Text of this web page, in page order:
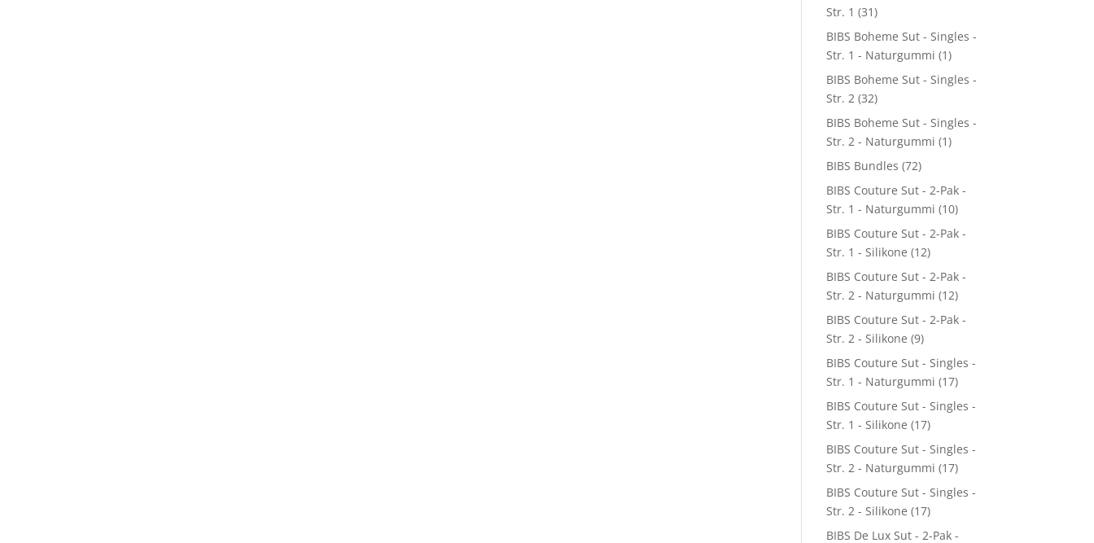
Str. 1 (31)
BIBS Boheme Sut - Singles -
Str. 1 - Naturgummi (1)
BIBS Boheme Sut - Singles -
Str. 2 (32)
BIBS Boheme Sut - Singles -
Str. 2 - Naturgummi (1)
BIBS Bundles (72)
BIBS Couture Sut - 2-Pak -
Str. 1 - Naturgummi (10)
BIBS Couture Sut - 2-Pak -
Str. 1 - Silikone (12)
BIBS Couture Sut - 2-Pak -
Str. 2 - Naturgummi (12)
BIBS Couture Sut - 2-Pak -
Str. 2 - Silikone (9)
BIBS Couture Sut - Singles -
Str. 1 - Naturgummi (17)
BIBS Couture Sut - Singles -
Str. 1 - Silikone (17)
BIBS Couture Sut - Singles -
Str. 2 - Naturgummi (17)
BIBS Couture Sut - Singles -
Str. 2 - Silikone (17)
BIBS De Lux Sut - 2-Pak -